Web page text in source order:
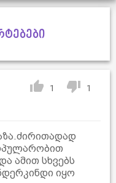
1 1
ამით სხვებს
იყო